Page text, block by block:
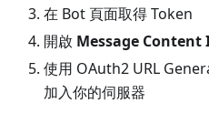
在 Bot 頁面取得 Token
開啟 Message
使用 OAuth2 URL
加入你的伺服器